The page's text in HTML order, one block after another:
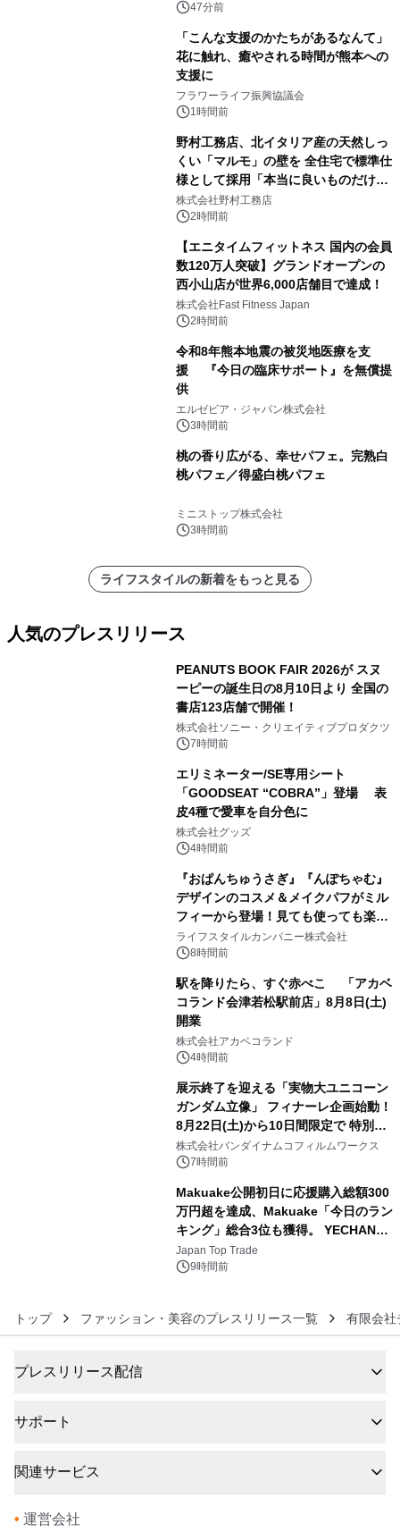
47分前
「こんな支援のかたちがあるなんて」
花に触れ、癒やされる時間が熊本への
支援に
フラワーライフ振興協議会
1時間前
野村工務店、北イタリア産の天然しっ
くい「マルモ」の壁を 全住宅で標準仕
様として採用「本当に良いものだけに
こだわる」
株式会社野村工務店
2時間前
【エニタイムフィットネス 国内の会員
数120万人突破】グランドオープンの
西小山店が世界6,000店舗目で達成！
株式会社Fast Fitness Japan
2時間前
令和8年熊本地震の被災地医療を支
援 『今日の臨床サポート』を無償提
供
エルゼビア・ジャパン株式会社
3時間前
桃の香り広がる、幸せパフェ。完熟白
桃パフェ／得盛白桃パフェ
ミニストップ株式会社
3時間前
ライフスタイルの新着をもっと見る
人気のプレスリリース
PEANUTS BOOK FAIR 2026が スヌ
ーピーの誕生日の8月10日より 全国の
書店123店舗で開催！
株式会社ソニー・クリエイティブプロダクツ
7時間前
エリミネーター/SE専用シート
「GOODSEAT “COBRA”」登場 表
皮4種で愛車を自分色に
株式会社グッズ
4時間前
『おぱんちゅうさぎ』『んぽちゃむ』
デザインのコスメ＆メイクパフがミル
フィーから登場！見ても使っても楽し
い、ポップでキュートなコレクショ
ン。
ライフスタイルカンパニー株式会社
8時間前
駅を降りたら、すぐ赤べこ 「アカベ
コランド会津若松駅前店」8月8日(土)
開業
株式会社アカベコランド
4時間前
展示終了を迎える「実物大ユニコーン
ガンダム立像」 フィナーレ企画始動！
8月22日(土)から10日間限定で 特別映
像『UNICORN GUNDAM Statue ―
BEYOND POSSIBILITY ―』を上映！
株式会社バンダイナムコフィルムワークス
7時間前
Makuake公開初日に応援購入総額300
万円超を達成、Makuake「今日のラン
キング」総合3位も獲得。 YECHAN音
浴シンギングボウル第2弾の大型サイ
ズ（XL・2XL・3XL）を先行販売中
Japan Top Trade
9時間前
トップ ファッション・美容のプレスリリース一覧 有限会社
プレスリリース配信
サポート
関連サービス
• 運営会社